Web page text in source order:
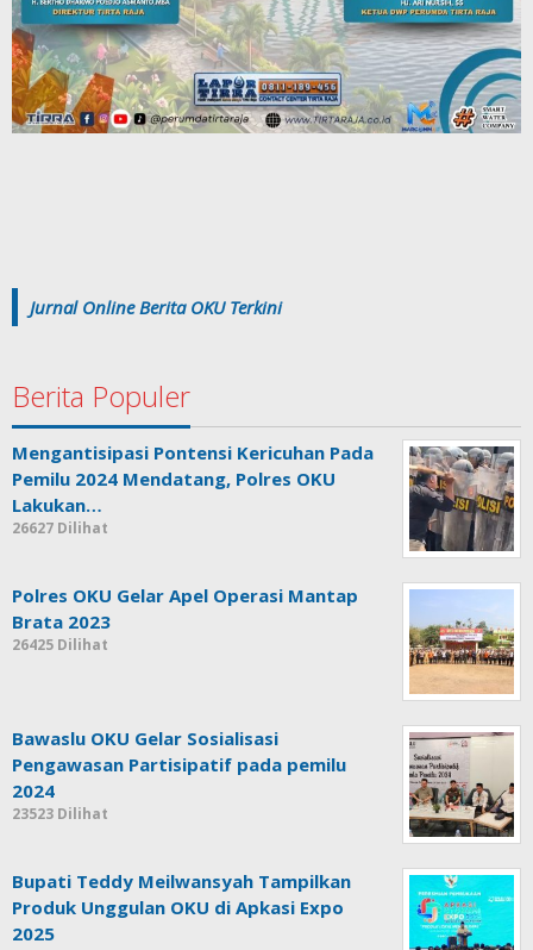
Jurnal Online Berita OKU Terkini
Berita Populer
Mengantisipasi Pontensi Kericuhan Pada
Pemilu 2024 Mendatang, Polres OKU
Lakukan…
26627 Dilihat
Polres OKU Gelar Apel Operasi Mantap
Brata 2023
26425 Dilihat
Bawaslu OKU Gelar Sosialisasi
Pengawasan Partisipatif pada pemilu
2024
23523 Dilihat
Bupati Teddy Meilwansyah Tampilkan
Produk Unggulan OKU di Apkasi Expo
2025